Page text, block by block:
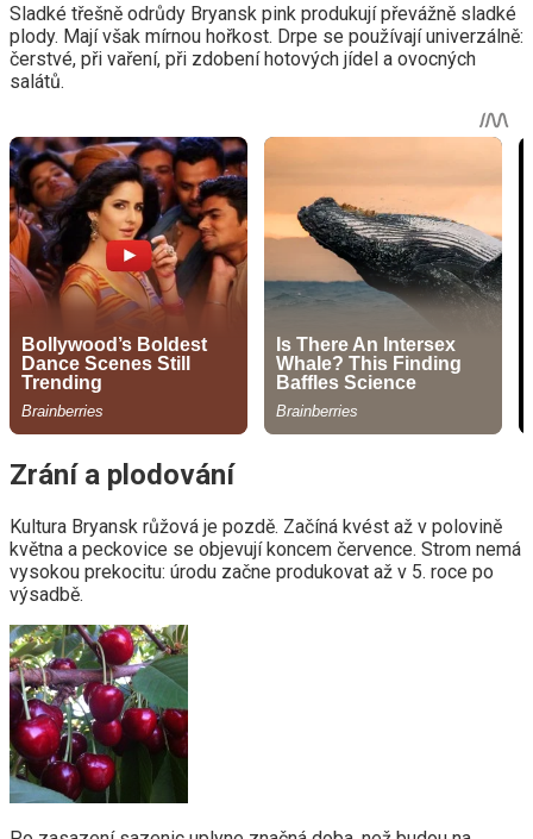
Sladké třešně odrůdy Bryansk pink produkují převážně sladké
plody. Mají však mírnou hořkost. Drpe se používají univerzálně:
čerstvé, při vaření, při zdobení hotových jídel a ovocných
salátů.
Zrání a plodování
Kultura Bryansk růžová je pozdě. Začíná kvést až v polovině
května a peckovice se objevují koncem července. Strom nemá
vysokou prekocitu: úrodu začne produkovat až v 5. roce po
výsadbě.